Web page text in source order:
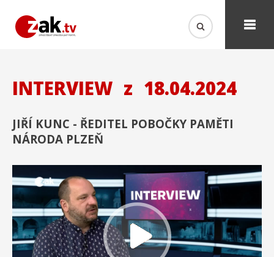
INTERVIEW z 18.04.2024
JIŘÍ KUNC - ŘEDITEL POBOČKY PAMĚTI
NÁRODA PLZEŇ